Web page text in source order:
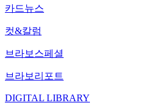
카드뉴스
컷&칼럼
브라보스페셜
브라보리포트
DIGITAL LIBRARY